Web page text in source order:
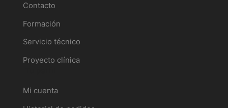
Contacto
Formación
Servicio técnico
Proyecto clínica
Mi cuenta